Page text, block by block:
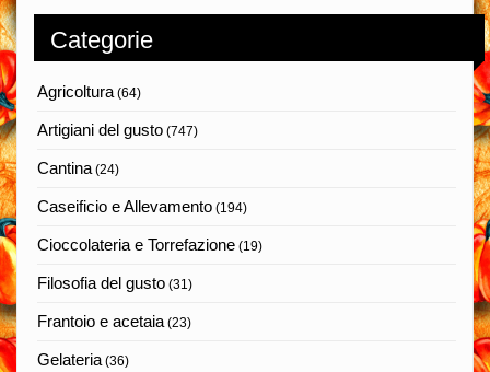
Categorie
Agricoltura (64)
Artigiani del gusto (747)
Cantina (24)
Caseificio e Allevamento (194)
Cioccolateria e Torrefazione (19)
Filosofia del gusto (31)
Frantoio e acetaia (23)
Gelateria (36)